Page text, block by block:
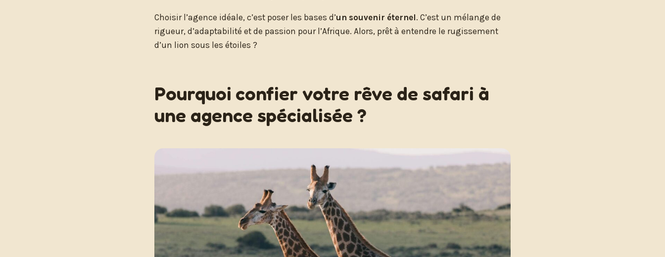
Choisir l’agence idéale, c’est poser les bases d’un souvenir éternel. C’est un mélange de
rigueur, d’adaptabilité et de passion pour l’Afrique. Alors, prêt à entendre le rugissement
d’un lion sous les étoiles ?
Pourquoi confier votre rêve de safari à
une agence spécialisée ?